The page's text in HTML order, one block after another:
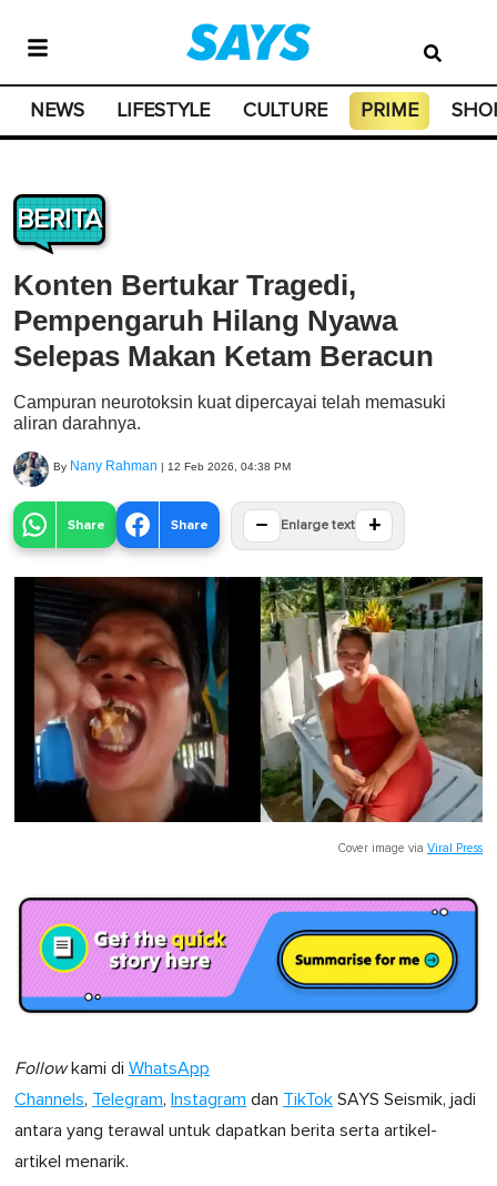
NEWS LIFESTYLE CULTURE PRIME
BERITA
Konten Bertukar Tragedi,
Pempengaruh Hilang Nyawa
Selepas Makan Ketam Beracun
Campuran neurotoksin kuat dipercayai telah memasuki
aliran darahnya.
By Nany Rahman | 12 Feb 2026, 04:38 PM
Share Share − Enlarge text +
Cover image via Viral Press
Followkami di WhatsApp
Channels, Telegram, Instagram dan TikTok SAYS Seismik, jadi
antara yang terawal untuk dapatkan berita serta artikel-
artikel menarik.